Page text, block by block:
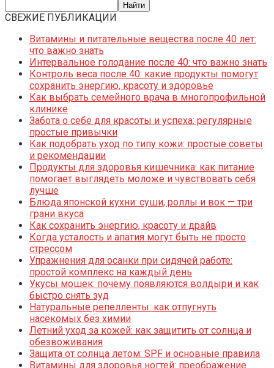
СВЕЖИЕ ПУБЛИКАЦИИ
Витамины и питательные вещества после 40 лет:
что важно знать
Интервальное голодание после 40: что важно знать
Контроль веса после 40: какие продукты помогут
сохранить энергию, красоту и здоровье
Как выбрать семейного врача в многопрофильной
клинике
Забота о себе для красоты и успеха: регулярные
простые привычки
Как подобрать уход по типу кожи: простые советы
и рекомендации
Продукты для здоровья кишечника: как питание
помогает выглядеть моложе и чувствовать себя
лучше
Блюда японской кухни: суши, роллы и вок — три
грани вкуса
Как сохранить энергию, красоту и драйв
Когда усталость и апатия могут быть не просто
стрессом
Упражнения для осанки при сидячей работе:
простой комплекс на каждый день
Укусы мошек: почему появляются волдыри и как
быстро снять зуд
Натуральные репелленты: как отпугнуть
насекомых без химии
Летний уход за кожей: как защитить от солнца и
обезвоживания
Защита от солнца летом: SPF и основные правила
Витамины для здоровья ногтей: преображение